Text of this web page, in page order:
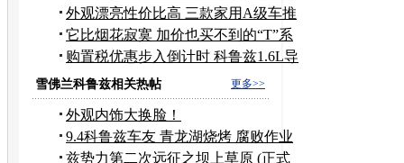
调查
外观漂亮性价比高 三款家用A级车推
荐
它比烟花寂寞 加价也买不到的“T”系
车
购置税优惠步入倒计时 科鲁兹1.6L导
购
更多>>
雪佛兰科鲁兹相关热帖
外观内饰大换脸！
9.4科鲁兹车友 青龙湖烧烤 腐败作业
兹势力第二次远征之坝上草原 (正式